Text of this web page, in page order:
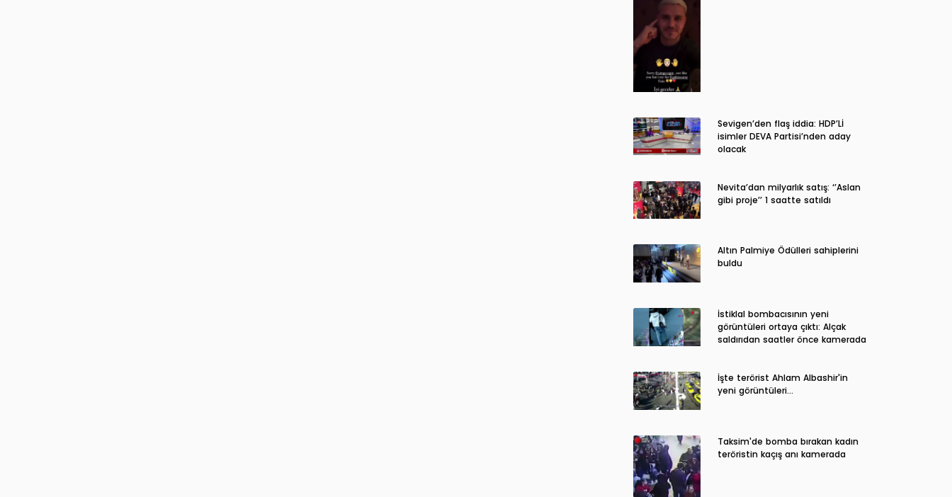
Sevigen’den flaş iddia: HDP’Lİ
isimler DEVA Partisi’nden aday
olacak
Nevita’dan milyarlık satış: ‘’Aslan
gibi proje’’ 1 saatte satıldı
Altın Palmiye Ödülleri sahiplerini
buldu
İstiklal bombacısının yeni
görüntüleri ortaya çıktı: Alçak
saldırıdan saatler önce kamerada
İşte terörist Ahlam Albashir'in
yeni görüntüleri…
Taksim'de bomba bırakan kadın
teröristin kaçış anı kamerada